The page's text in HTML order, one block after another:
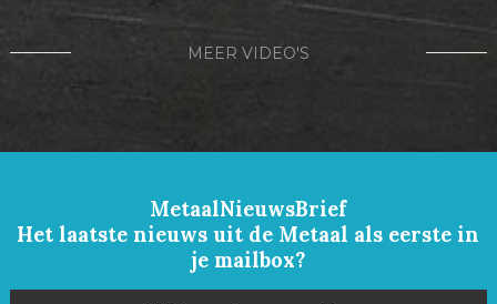
MEER VIDEO'S
MetaalNieuwsBrief
Het laatste nieuws uit de Metaal als eerste in
je mailbox?